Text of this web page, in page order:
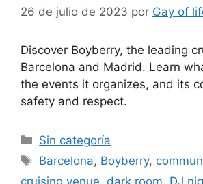
26 de julio de 2023 por Gay of
Discover Boyberry, the leading
Barcelona and Madrid. Learn
the events it organizes, and its
safety and respect.
Categorías
Sin categoría
Etiquetas
Barcelona, Boyberry,
cruising venue, dark room, DJ